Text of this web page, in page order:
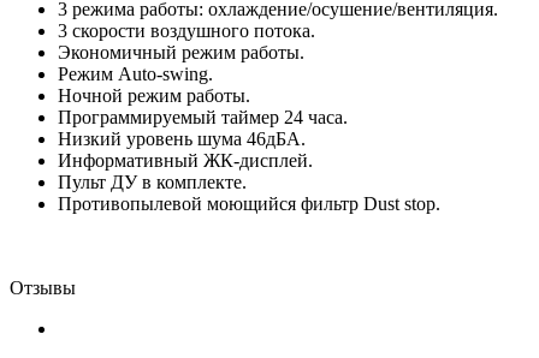
3 режима работы: охлаждение/осушение/вентиляция.
3 скорости воздушного потока.
Экономичный режим работы.
Режим Auto-swing.
Ночной режим работы.
Программируемый таймер 24 часа.
Низкий уровень шума 46дБА.
Информативный ЖК-дисплей.
Пульт ДУ в комплекте.
Противопылевой моющийся фильтр Dust stop.
Отзывы